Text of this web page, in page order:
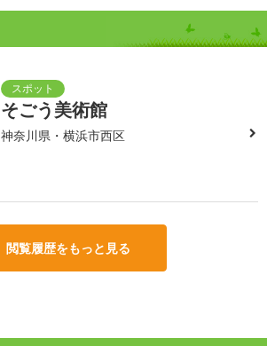
そごう美術館
神奈川県・横浜市西区
閲覧履歴をもっと見る